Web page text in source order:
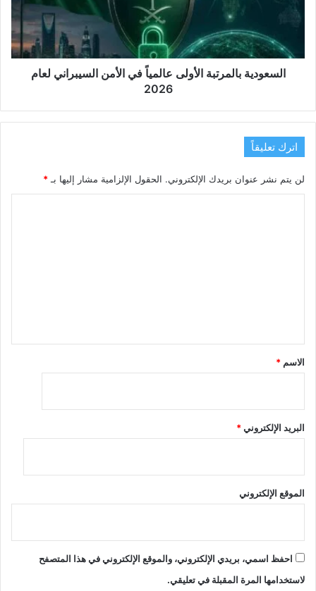
الأمن
2026
السعودية بالمرتبة الأولى عالمياً في الأمن السيبراني لعام
2026
اترك تعليقاً
لن يتم نشر عنوان بريدك الإلكتروني. الحقول الإلزامية مشار إليها بـ *
الاسم *
البريد الإلكتروني*
الموقع الإلكتروني
احفظ اسمي، بريدي الإلكتروني، والموقع الإلكتروني في هذا المتصفح
لاستخدامها المرة المقبلة في تعليقي.